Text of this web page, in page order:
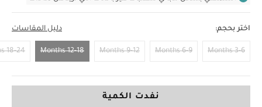
اختر بحجم: دليل المقاسات
3-6 Months
6-9 Months
9-12 Months
12-18 Months
18-24 Months
نفدت الكمية